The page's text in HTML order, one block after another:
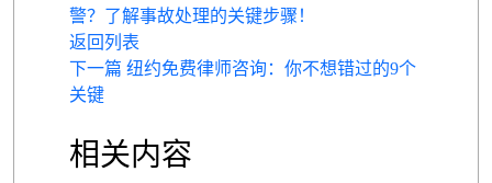
警？了解事故处理的关键步骤！
返回列表
下一篇 纽约免费律师咨询：你不想错过的9个
关键
相关内容